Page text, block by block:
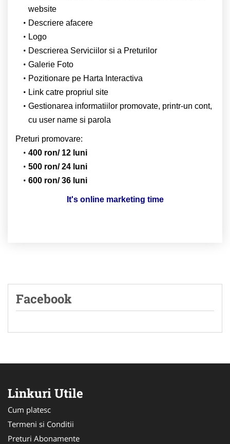
website
Descriere afacere
Logo
Descrierea Serviciilor si a Preturilor
Galerie Foto
Pozitionare pe Harta Interactiva
Link catre propriul site
Gestionarea informatiilor promovate, printr-un cont,
cu user name si parola
Preturi promovare:
400 ron/ 12 luni
500 ron/ 24 luni
600 ron/ 36 luni
It's online marketing time
Facebook
Linkuri Utile
Cum platesc
Termeni si Conditii
Preturi Abonamente